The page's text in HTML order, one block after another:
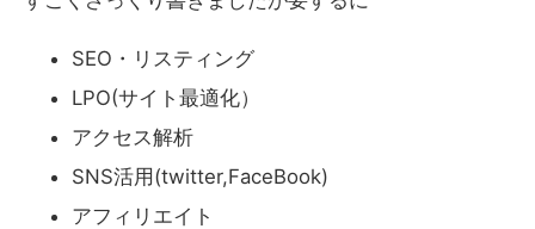
SEO・リスティング
LPO(サイト最適化）
アクセス解析
SNS活用(twitter,FaceBook)
アフィリエイト